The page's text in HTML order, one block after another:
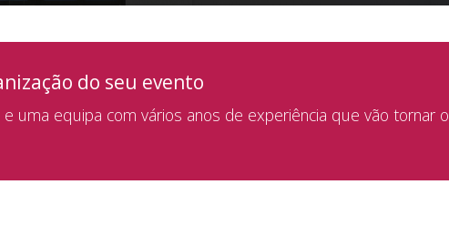
do seu evento
uma equipa com vários anos de experiência que vão tornar o